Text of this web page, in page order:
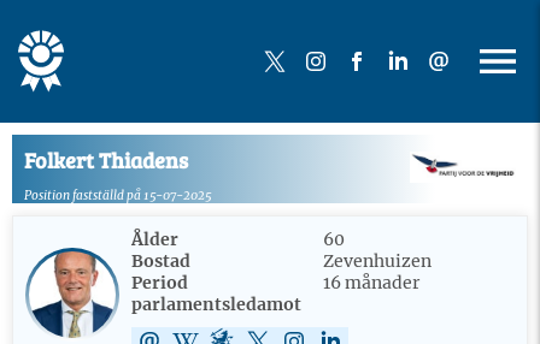
Folkert Thiadens
Position fastställd på 15-07-2025
Ålder
60
Bostad
Zevenhuizen
Period
parlamentsledamot
16 månader